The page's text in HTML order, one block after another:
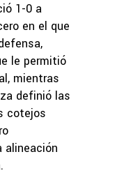
1-0 a
en el que
le permitió
mientras
definió las
cotejos
alineación